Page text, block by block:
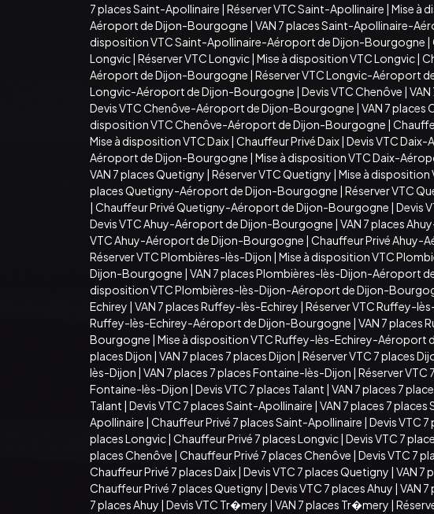
7 places Saint-Apollinaire | Réserver VTC Saint-Apollinaire | Mise à
Aéroport de Dijon-Bourgogne | VAN 7 places Saint-Apollinaire-
disposition VTC Saint-Apollinaire-Aéroport de Dijon-Bourgogne |
Longvic| Réserver VTC Longvic| Mise à disposition VTC Longvic|
Aéroport de Dijon-Bourgogne | Réserver VTC Longvic-Aéroport
Longvic-Aéroport de Dijon-Bourgogne | Devis VTC Chenôve |
Devis VTC Chenôve-Aéroport de Dijon-Bourgogne | VAN 7
disposition VTC Chenôve-Aéroport de Dijon-Bourgogne |
Mise à disposition VTC Daix| Chauffeur Privé Daix| Devis VTC
Aéroport de Dijon-Bourgogne | Mise à disposition VTC Daix-
VAN 7 places Quetigny | Réserver VTC Quetigny | Mise à disposition
places Quetigny-Aéroport de Dijon-Bourgogne | Réserver VTC
| Chauffeur Privé Quetigny-Aéroport de Dijon-Bourgogne | Devis
Devis VTC Ahuy-Aéroport de Dijon-Bourgogne | VAN 7 places
VTC Ahuy-Aéroport de Dijon-Bourgogne | Chauffeur Privé Ahuy-
Réserver VTC Plombières-lès-Dijon | Mise à disposition VTC
Dijon-Bourgogne | VAN 7 places Plombières-lès-Dijon-Aéroport
disposition VTC Plombières-lès-Dijon-Aéroport de Dijon-
Echirey | VAN 7 places Ruffey-lès-Echirey | Réserver VTC Ruffey-
Ruffey-lès-Echirey-Aéroport de Dijon-Bourgogne | VAN 7 places
Bourgogne | Mise à disposition VTC Ruffey-lès-Echirey-Aéroport
places Dijon | VAN 7 places 7 places Dijon | Réserver VTC 7 places
lès-Dijon | VAN 7 places 7 places Fontaine-lès-Dijon | Réserver VTC
Fontaine-lès-Dijon | Devis VTC 7 places Talant | VAN 7 places 7
Talant | Devis VTC 7 places Saint-Apollinaire | VAN 7 places 7
Apollinaire | Chauffeur Privé 7 places Saint-Apollinaire | Devis VTC
places Longvic| Chauffeur Privé 7 places Longvic| Devis VTC 7
places Chenôve | Chauffeur Privé 7 places Chenôve | Devis VTC 7
Chauffeur Privé 7 places Daix| Devis VTC 7 places Quetigny | VAN 7
Chauffeur Privé 7 places Quetigny | Devis VTC 7 places Ahuy | VAN 7
7 places Ahuy | Devis VTC Tr�mery | VAN 7 places Tr�mery |